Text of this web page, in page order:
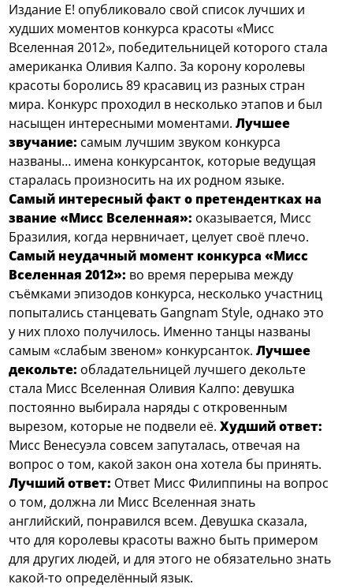
Издание E! опубликовало свой список лучших и
худших моментов конкурса красоты «Мисс
Вселенная 2012», победительницей которого стала
американка Оливия Калпо. За корону королевы
красоты боролись 89 красавиц из разных стран
мира. Конкурс проходил в несколько этапов и был
насыщен интересными моментами.Лучшее
звучание: самым лучшим звуком конкурса
названы… имена конкурсанток, которые ведущая
старалась произносить на их родном языке.
Самый интересный факт о претендентках на
звание «Мисс Вселенная»: оказывается, Мисс
Бразилия, когда нервничает, целует своё плечо.
Самый неудачный момент конкурса «Мисс
Вселенная 2012»: во время перерыва между
съёмками эпизодов конкурса, несколько участниц
попытались станцевать Gangnam Style, однако это
у них плохо получилось. Именно танцы названы
самым «слабым звеном» конкурсанток.Лучшее
декольте: обладательницей лучшего декольте
стала Мисс Вселенная Оливия Калпо: девушка
постоянно выбирала наряды с откровенным
вырезом, которые не подвели её.Худший ответ:
Мисс Венесуэла совсем запуталась, отвечая на
вопрос о том, какой закон она хотела бы принять.
Лучший ответ: Ответ Мисс Филиппины на вопрос
о том, должна ли Мисс Вселенная знать
английский, понравился всем. Девушка сказала,
что для королевы красоты важно быть примером
для других людей, и для этого не обязательно знать
какой-то определённый язык.